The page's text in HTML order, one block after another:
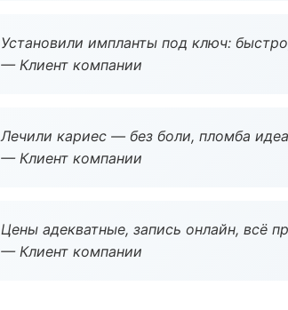
Установили импланты под ключ:
— Клиент компании
Лечили кариес — без боли, пломба
— Клиент компании
Цены адекватные, запись онлайн, всё
— Клиент компании